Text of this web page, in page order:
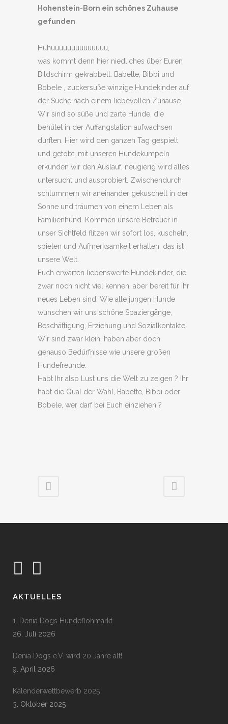
Hohenstein-Born ein schönes Zuhause
gefunden
Huhuuuuuuuuuuuuuu,
was kommt denn hier niedliches über Euren
Bildschirm gekrabbelt. Babette, Bibbi und
Bobele , zuckersüße winzige Hundekinder auf
der Suche nach einem liebevollen Zuhause.
Wir sind so süße und zarte Hunde, die
behütet in der Auffangstation aufwachsen
durften. Hier wird den ganzen Tag gespielt
und getobt, mit unseren Hundekumpeln
erkunden wir den Auslauf, neugierig wird alles
untersucht und ausprobiert. Zwischendurch
schlummern wir aneinander gekuschelt in der
Sonne und träumen von einem Leben als
Familienhund. Kommen unsere Betreuer in
unser Sichtfeld flitzen wir sofort los, kuscheln,
spielen und Aufmerksamkeit erhalten, das ist
unsere Welt.
Euch erwarten liebenswerte Hundekinder, die
zwar noch nicht viel kennen, aber bereit für ihr
neues Leben sind. Wie alle jungen Hunde
wünschen wir uns schöne Spaziergänge,
Beschäftigung, Erziehung und Sozialkontakte.
Wir sind zwar klein, haben aber doch
genauso Bedürfnisse wie unsere großen
Hundefreunde.
Habt Ihr also Lust uns die Welt zu zeigen ? Ihr
habt die Qual der Wahl, Babette, Bibbi oder
Bobele, wer darf bei Euch einziehen ?
AKTUELLES
1. Denia Dogs Hundeflohmarkt
26. Juli 2026
Denia Dogs e.V. wird 20 Jahre alt!
9. April 2026
Kalenderwettbewerb 2025
3. Oktober 2025